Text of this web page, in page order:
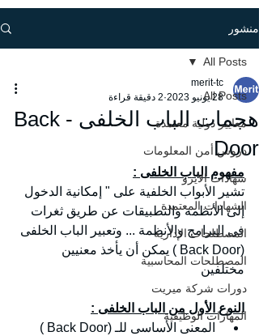
منشور
All Posts
معايير دولية معتمدة
دروس أمن المعلومات
شهادات الأيزو
الشهادات المعتمدة
المصطلحات الإدارية
المصطلحات المحاسبية
دورات شركة ميريت
المهارات الوظيفية
All Posts
هجمات الباب الخلفى - Back
Door
merit-tc
28 يونيو 2023
2 دقيقة قراءة
مفهوم الباب الخلفى :
تشير الأبواب الخلفية على " إمكانية الدخول
إلى الأنظمة والتطبيقات عن طريق ثغرات
فى البرامج والأنظمة ... وتعبير الباب الخلفى
(Back Door ) يمكن أن يأخذ معنيين
مختلفين
النوع الأول من الباب الخلفى :
المعنى الأساسى للـ (Back Door )